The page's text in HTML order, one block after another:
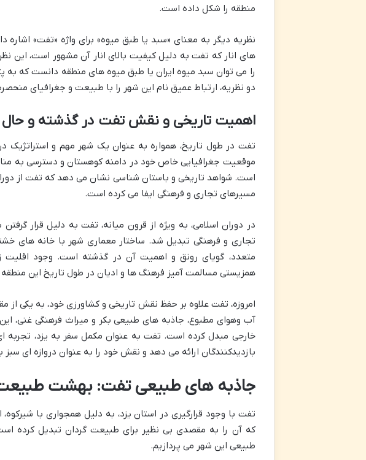
منطقه را شکل داده است.
نظریه دیگر به معنای «سبد یا طبق میوه» برای واژه «تفت»
های انار که تفت به دلیل کیفیت بالای انار آن مشهور است، این
را می توان سبد میوه ایران یا طبق میوه های منطقه دانست که به
دو نظریه، ارتباط عمیق نام این شهر را با طبیعت و جغرافیای
اهمیت تاریخی و نقش تفت در گذشته و حال
تفت در طول تاریخ، همواره به عنوان یک شهر مهم و
موقعیت جغرافیایی خاص خود در دامنه کوهستان و دسترسی به
است. شواهد تاریخی و باستان شناسی نشان می دهد که تفت از
مسیرهای تجاری و فرهنگی ایفا می کرده است.
در دوران اسلامی، به ویژه از قرون میانه، تفت به دلیل قرار
تجاری و فرهنگی تبدیل شد. ساختار معماری شهر با خانه های
متعدد، گویای رونق و اهمیت آن در گذشته است. وجود اقلیت
همزیستی مسالمت آمیز فرهنگ ها و ادیان در طول تاریخ این
امروزه، تفت علاوه بر حفظ نقش تاریخی و کشاورزی خود، به یکی
آب وهوای مطبوع، جاذبه های طبیعی بکر و میراث فرهنگی غنی،
خارجی مبدل کرده است. تفت به عنوان مکمل سفر به یزد، تجربه
بازدیدکنندگان ارائه می دهد و نقش خود را به عنوان دروازه ای
جاذبه های طبیعی تفت: بهشت
تفت با وجود قرارگیری در استان یزد، به دلیل همجواری با
که آن را به مقصدی بی نظیر برای طبیعت گردان تبدیل کرده
طبیعی این شهر می پردازیم.